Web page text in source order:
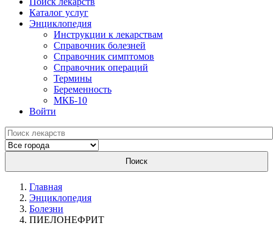
Каталог услуг
Энциклопедия
Инструкции к лекарствам
Справочник болезней
Справочник симптомов
Справочник операций
Термины
Беременность
МКБ-10
Войти
Поиск
Главная
Энциклопедия
Болезни
ПИЕЛОНЕФРИТ